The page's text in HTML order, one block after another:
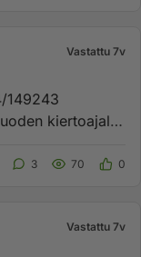
Vastattu 7v
149243
kiertoajalla
3 70 0
Vastattu 7v